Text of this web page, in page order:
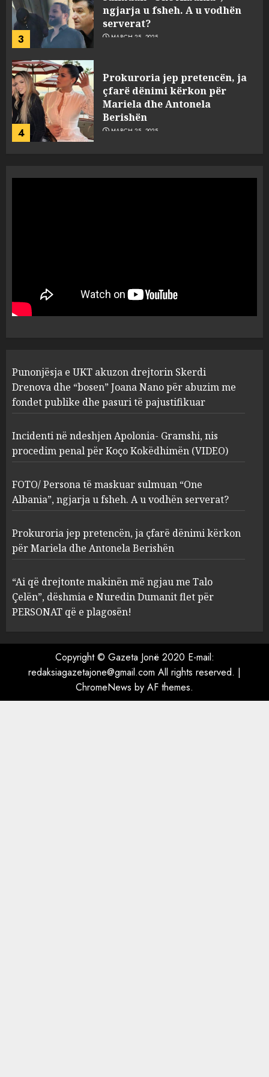
3
ngjarja u fsheh. A u vodhën
serverat?
MARCH 25, 2025
4
Prokuroria jep pretencën, ja
çfarë dënimi kërkon për
Mariela dhe Antonela
Berishën
MARCH 25, 2025
1
“bosen” Joana Nano për
abuzim me fondet publike dhe
pasuri të pajustifikuar
2
Apolonia- Gramshi, nis
procedim penal për Koço
Kokëdhimën (VIDEO)
MARCH 27, 2025
3
FOTO/ Persona të maskuar
sulmuan “One Albania”,
ngjarja u fsheh. A u vodhën
serverat?
MARCH 25, 2025
4
Prokuroria jep pretencën, ja
çfarë dënimi kërkon për
Berishën
MARCH 25, 2025
ngjau me Talo Çelën”,
dëshmia e Nuredin Dumanit
flet për PERSONAT që e
plagosën!
Punonjësja e UKT akuzon drejtorin Skerdi
Drenova dhe “bosen” Joana Nano për abuzim me
fondet publike dhe pasuri të pajustifikuar
Incidenti në ndeshjen Apolonia- Gramshi, nis
procedim penal për Koço Kokëdhimën (VIDEO)
FOTO/ Persona të maskuar sulmuan “One
Albania”, ngjarja u fsheh. A u vodhën serverat?
Prokuroria jep pretencën, ja çfarë dënimi kërkon
për Mariela dhe Antonela Berishën
“Ai që drejtonte makinën më ngjau me Talo
Çelën”, dëshmia e Nuredin Dumanit flet për
PERSONAT që e plagosën!
Copyright © Gazeta Jonë 2020 E-mail:
redaksiagazetajone@gmail.com All rights reserved. |
ChromeNews by AF themes.